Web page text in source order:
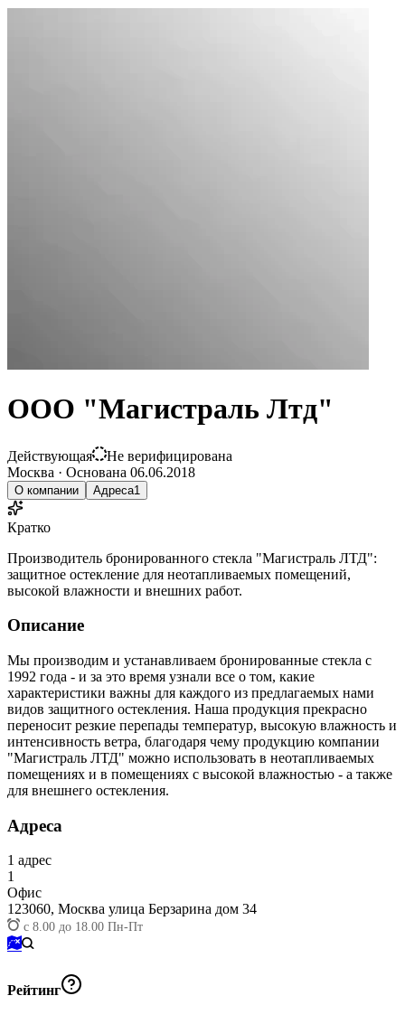
ООО "Магистраль Лтд"
Действующая
Не верифицирована
Москва · Основана 06.06.2018
О компании Адреса1
Кратко
Производитель бронированного стекла "Магистраль ЛТД":
защитное остекление для неотапливаемых помещений,
высокой влажности и внешних работ.
Описание
Мы производим и устанавливаем бронированные стекла с
1992 года - и за это время узнали все о том, какие
характеристики важны для каждого из предлагаемых нами
видов защитного остекления. Наша продукция прекрасно
переносит резкие перепады температур, высокую влажность и
интенсивность ветра, благодаря чему продукцию компании
"Магистраль ЛТД" можно использовать в неотапливаемых
помещениях и в помещениях с высокой влажностью - а также
для внешнего остекления.
Адреса
1 адрес
1
Офис
123060, Москва улица Берзарина дом 34
с 8.00 до 18.00 Пн-Пт
Рейтинг